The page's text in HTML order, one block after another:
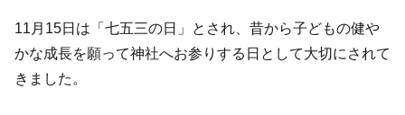
11月15日は「七五三の日」とされ、昔から子どもの健や
かな成長を願って神社へお参りする日として大切にされて
きました。